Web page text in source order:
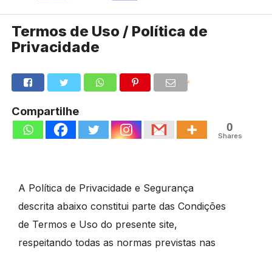
Termos de Uso / Política de
Privacidade
.
Compartilhe
0
Shares
A Política de Privacidade e Segurança
descrita abaixo constitui parte das Condições
de Termos e Uso do presente site,
respeitando todas as normas previstas nas